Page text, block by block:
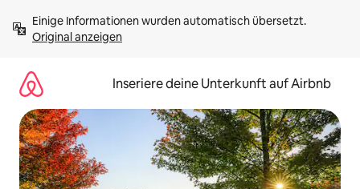
Inhalten
springenOriginal anzeigen
Inseriere deine Unterkunft auf Airbnb